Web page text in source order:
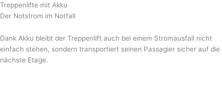
Treppenlifte mit Akku
Der Notstrom im Notfall
Dank Akku bleibt der Treppenlift auch bei einem Stromausfall nicht
einfach stehen, sondern transportiert seinen Passagier sicher auf die
nächste Etage.